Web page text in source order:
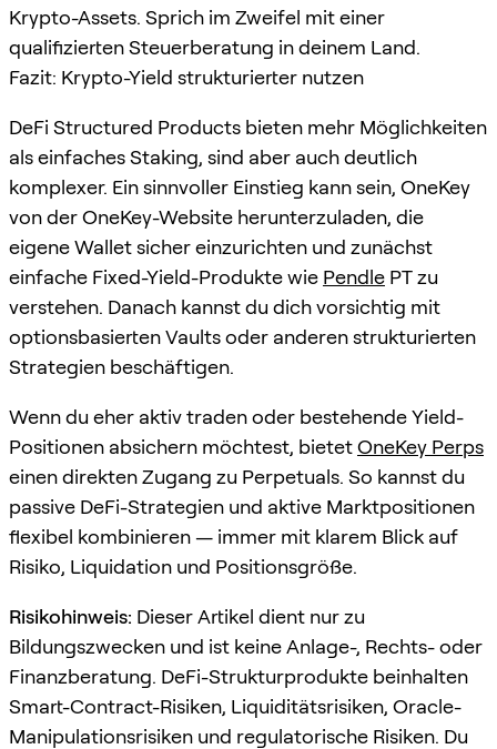
Krypto-Assets. Sprich im Zweifel mit einer
qualifizierten Steuerberatung in deinem Land.
Fazit: Krypto-Yield strukturierter nutzen
DeFi Structured Products bieten mehr Möglichkeiten
als einfaches Staking, sind aber auch deutlich
komplexer. Ein sinnvoller Einstieg kann sein, OneKey
von der OneKey-Website herunterzuladen, die
eigene Wallet sicher einzurichten und zunächst
einfache Fixed-Yield-Produkte wie Pendle PT zu
verstehen. Danach kannst du dich vorsichtig mit
optionsbasierten Vaults oder anderen strukturierten
Strategien beschäftigen.
Wenn du eher aktiv traden oder bestehende Yield-
Positionen absichern möchtest, bietetOneKey Perps
einen direkten Zugang zu Perpetuals. So kannst du
passive DeFi-Strategien und aktive Marktpositionen
flexibel kombinieren — immer mit klarem Blick auf
Risiko, Liquidation und Positionsgröße.
Risikohinweis: Dieser Artikel dient nur zu
Bildungszwecken und ist keine Anlage-, Rechts- oder
Finanzberatung. DeFi-Strukturprodukte beinhalten
Smart-Contract-Risiken, Liquiditätsrisiken, Oracle-
Manipulationsrisiken und regulatorische Risiken. Du